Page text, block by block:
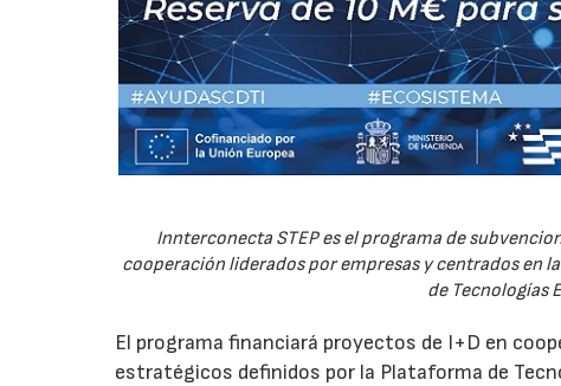
Innterconecta STEP es el programa de
cooperación liderados por empresas y centrados en
de Tecnologías
El programa financiará proyectos de I+D en
estratégicos definidos por la Plataforma de